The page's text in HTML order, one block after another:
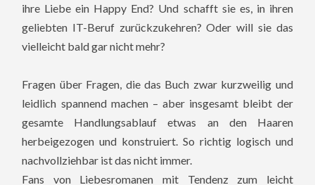
ihre Liebe ein Happy End? Und schafft sie es, in ihren
geliebten IT-Beruf zurückzukehren? Oder will sie das
vielleicht bald gar nicht mehr?
Fragen über Fragen, die das Buch zwar kurzweilig und
leidlich spannend machen – aber insgesamt bleibt der
gesamte Handlungsablauf etwas an den Haaren
herbeigezogen und konstruiert. So richtig logisch und
nachvollziehbar ist das nicht immer.
Fans von Liebesromanen mit Tendenz zum leicht